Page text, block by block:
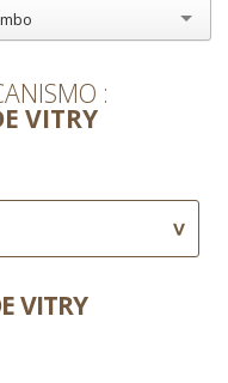
VITRY
VITRY